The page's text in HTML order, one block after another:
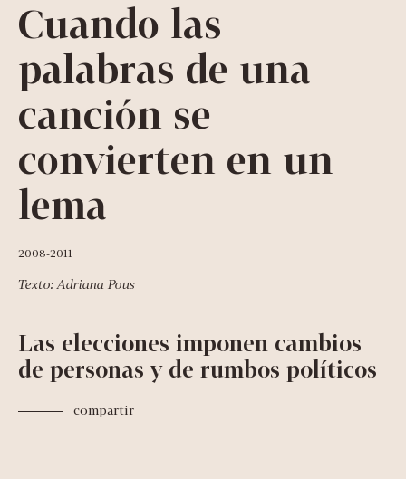
Cuando las
palabras de una
canción se
convierten en un
lema
2008-2011
Texto: Adriana Pous
Las elecciones imponen cambios
de personas y de rumbos políticos
compartir